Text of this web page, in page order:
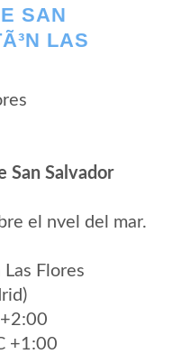
SAN
LAS
San Salvador
el nvel del mar.
Flores
+1:00